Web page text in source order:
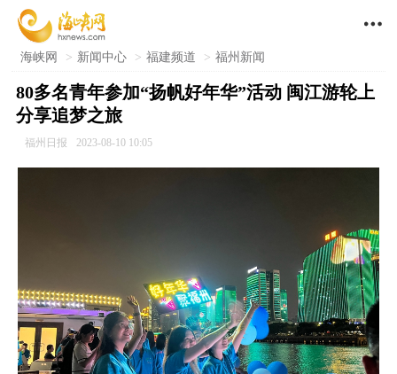

海峡网 > 新闻中心 > 福建频道 > 福州新闻
80多名青年参加“扬帆好年华”活动 闽江游轮上
分享追梦之旅
福州日报 2023-08-10 10:05